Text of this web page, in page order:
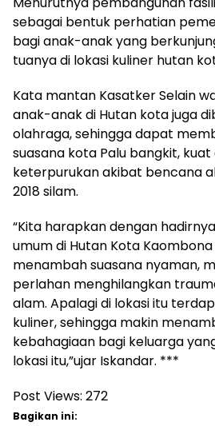
sebagai bentuk perhatian
bagi anak-anak yang
tuanya di lokasi kuliner hutan
Kata mantan Kasatker Selain
anak-anak di Hutan kota juga
olahraga, sehingga dapat
suasana kota Palu bangkit,
keterpurukan akibat bencana
2018 silam.
“Kita harapkan dengan
umum di Hutan Kota
menambah suasana nyaman,
perlahan menghilangkan
alam. Apalagi di lokasi itu
kuliner, sehingga makin
kebahagiaan bagi keluarga
lokasi itu,”ujar Iskandar. ***
Post Views: 272
Bagikan ini: